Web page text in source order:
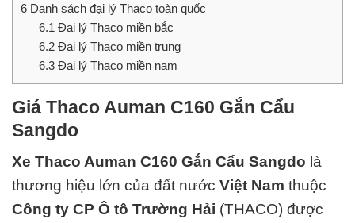
6 Danh sách đại lý Thaco toàn quốc
6.1 Đại lý Thaco miền bắc
6.2Đại lý Thaco miền trung
6.3Đại lý Thaco miền nam
Giá Thaco Auman C160 Gắn Cẩu
Sangdo
Xe Thaco Auman C160 Gắn Cẩu Sangdo là
thương hiệu lớn của đất nước Việt Nam thuộc
Công ty CP Ô tô Trường Hải (THACO) được